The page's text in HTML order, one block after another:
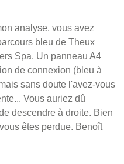
analyse, vous avez
bleu de Theux
Spa. Un panneau A4
de connexion (bleu à
sans doute l'avez-vous
Vous auriez dû
descendre à droite. Bien
êtes perdue. Benoît